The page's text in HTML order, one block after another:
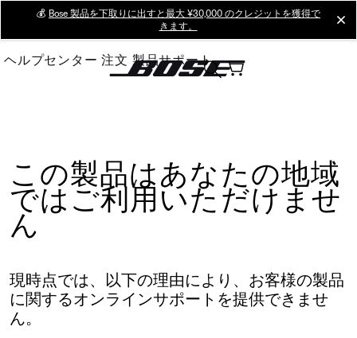
Main
💰 Bose 製品を下取りに出すと最大 ¥30,000 のクレジットを獲得で
きます。
ヘルプセンター 注文 製品サポート
この製品はあなたの地域
ではご利用いただけませ
ん
現時点では、以下の理由により、お客様の製品
に関するオンラインサポートを提供できませ
ん。